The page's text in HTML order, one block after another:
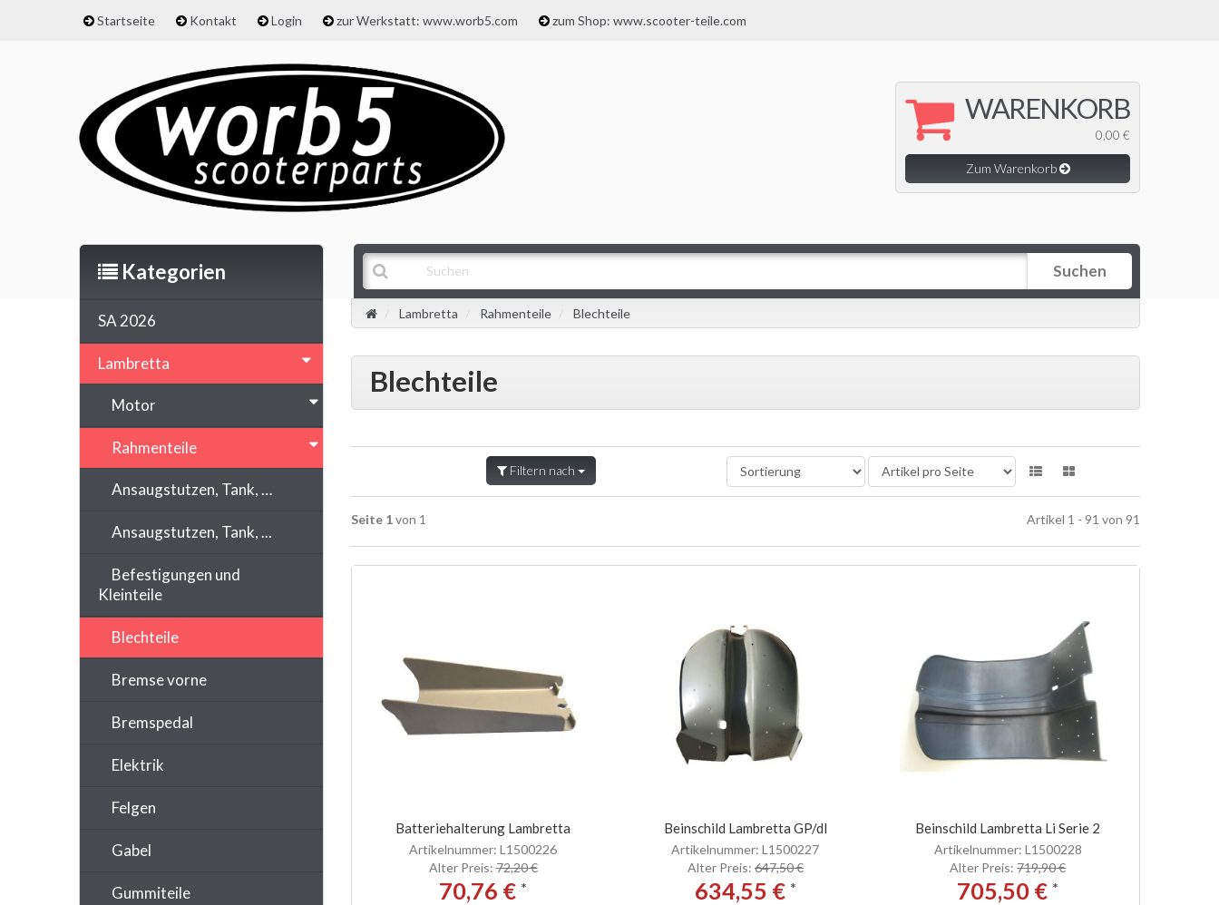
Startseite Kontakt Login zur Werkstatt: www.worb5.com zum Shop: www.scooter-teile.com
WARENKORB
0,00 €
Zum Warenkorb
Suchen
Lambretta Rahmenteile Blechteile
Blechteile
Filtern nach
Seite 1von 1 Artikel 1 - 91 von 91
Batteriehalterung Lambretta
Artikelnummer: L1500226
Alter Preis:72,20 €
70,76 € *
Beinschild Lambretta GP/dl
Artikelnummer: L1500227
Alter Preis: 647,50 €
634,55 € *
Beinschild Lambretta Li Serie 2
Artikelnummer: L1500228
Alter Preis:719,90 €
705,50 € *
Kategorien
SA 2026
Lambretta
Motor
Rahmenteile
Ansaugstutzen, Tank, …
Ansaugstutzen, Tank, ...
Befestigungen und
Kleinteile
Blechteile
Bremse vorne
Bremspedal
Elektrik
Felgen
Gabel
Gummiteile